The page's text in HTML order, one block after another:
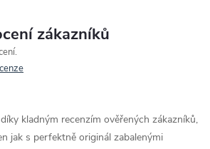
zákazníků
kladným recenzím ověřených zákazníků,
jak s perfektně originál zabalenými